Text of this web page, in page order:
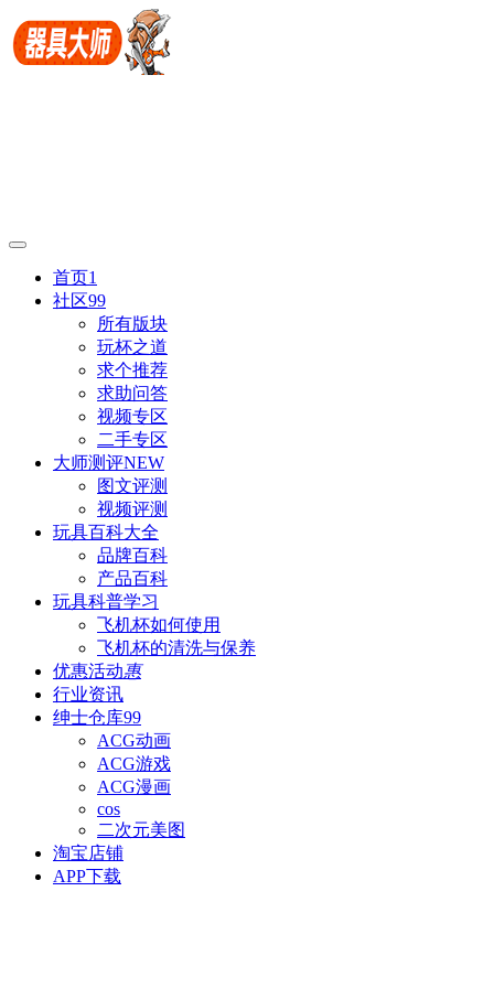
首页1
社区99
所有版块
玩杯之道
求个推荐
求助问答
视频专区
二手专区
大师测评NEW
图文评测
视频评测
玩具百科大全
品牌百科
产品百科
玩具科普学习
飞机杯如何使用
飞机杯的清洗与保养
优惠活动惠
行业资讯
绅士仓库99
ACG动画
ACG游戏
ACG漫画
cos
二次元美图
淘宝店铺
APP下载